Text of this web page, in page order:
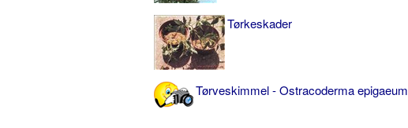
Tørkeskader
Tørveskimmel - Ostracoderma epigaeum